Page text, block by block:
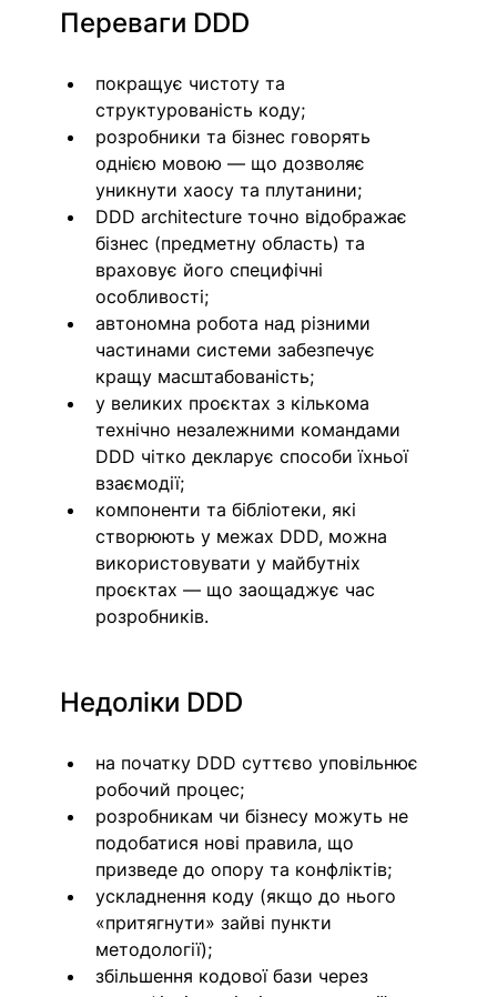
Переваги DDD
покращує чистоту та
структурованість коду;
розробники та бізнес говорять
однією мовою — що дозволяє
уникнути хаосу та плутанини;
DDD architecture точно відображає
бізнес (предметну область) та
враховує його специфічні
особливості;
автономна робота над різними
частинами системи забезпечує
кращу масштабованість;
у великих проєктах з кількома
технічно незалежними командами
DDD чітко декларує способи їхньої
взаємодії;
компоненти та бібліотеки, які
створюють у межах DDD, можна
використовувати у майбутніх
проєктах — що заощаджує час
розробників.
Недоліки DDD
на початку DDD суттєво уповільнює
робочий процес;
розробникам чи бізнесу можуть не
подобатися нові правила, що
призведе до опору та конфліктів;
ускладнення коду (якщо до нього
«притягнути» зайві пункти
методології);
збільшення кодової бази через